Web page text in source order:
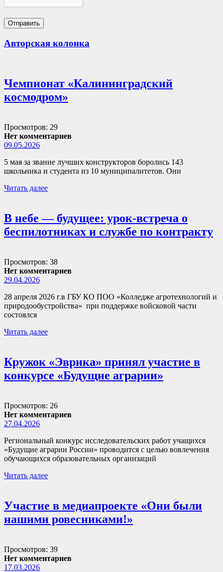
Авторская колонка
Чемпионат «Калининградский
космодром»
Просмотров: 29
Нет комментариев
09.05.2026
5 мая за звание лучших конструкторов боролись 143
школьника и студента из 10 муниципалитетов. Они
Читать далее
В небе — будущее: урок-встреча о
беспилотниках и службе по контракту
Просмотров: 38
Нет комментариев
29.04.2026
28 апреля 2026 г.в ГБУ КО ПОО «Колледже агротехнологий и
природообустройства» при поддержке войсковой части
состоялся
Читать далее
Кружок «Эврика» принял участие в
конкурсе «Будущие аграрии»
Просмотров: 26
Нет комментариев
27.04.2026
Региональный конкурс исследовательских работ учащихся
«Будущие аграрии России» проводится с целью вовлечения
обучающихся образовательных организаций
Читать далее
Участие в медиапроекте «Они были
нашими ровесниками!»
Просмотров: 39
Нет комментариев
17.03.2026